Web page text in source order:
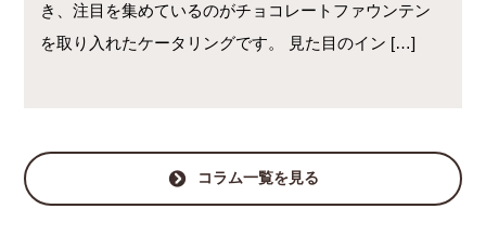
き、注目を集めているのがチョコレートファウンテン
を取り入れたケータリングです。 見た目のイン […]
コラム一覧を見る